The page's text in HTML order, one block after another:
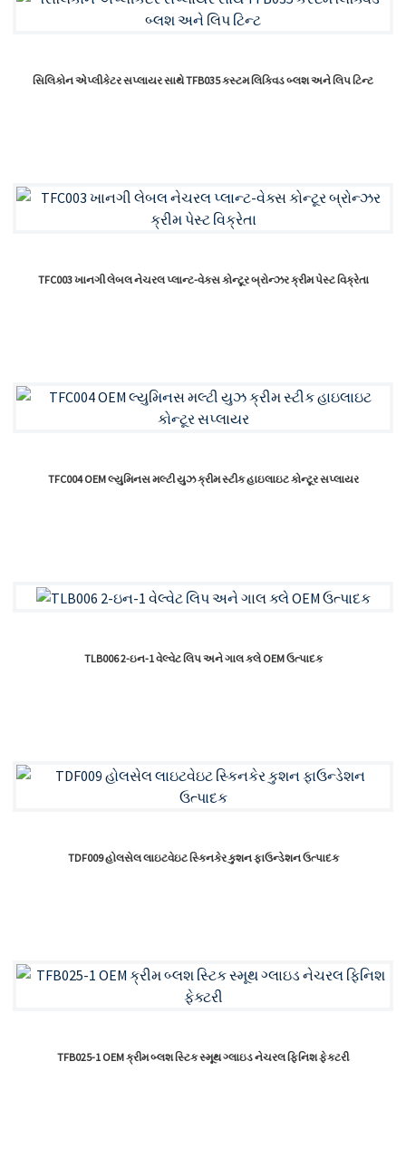
સિલિકોન એપ્લીકેટર સપ્લાયર સાથે TFB035 કસ્ટમ લિક્વિડ બ્લશ અને લિપ ટિન્ટ
TFC003 ખાનગી લેબલ નેચરલ પ્લાન્ટ-વેક્સ કોન્ટૂર બ્રોન્ઝર ક્રીમ પેસ્ટ વિક્રેતા
TFC004 OEM લ્યુમિનસ મલ્ટી યુઝ ક્રીમ સ્ટીક હાઇલાઇટ કોન્ટૂર સપ્લાયર
TLB006 2-ઇન-1 વેલ્વેટ લિપ અને ગાલ ક્લે OEM ઉત્પાદક
TDF009 હોલસેલ લાઇટવેઇટ સ્કિનકેર કુશન ફાઉન્ડેશન ઉત્પાદક
TFB025-1 OEM ક્રીમ બ્લશ સ્ટિક સ્મૂથ ગ્લાઇડ નેચરલ ફિનિશ ફેક્ટરી